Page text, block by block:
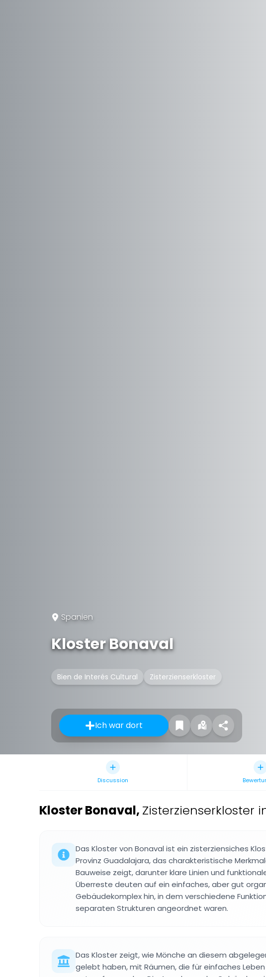
Spanien
Kloster Bonaval
Bien de Interés Cultural Zisterzienserkloster
Ich war dort
Discussion
Kloster Bonaval, Zisterzienserkloster
Das Kloster von Bonaval ist ein zisterziensiches
Provinz Guadalajara, das charakteristische
Bauweise zeigt, darunter klare Linien und
Überreste deuten auf ein einfaches, aber gut
Gebäudekomplex hin, in dem verschiedene
separaten Strukturen angeordnet waren.
Das Kloster zeigt, wie Mönche an diesem
gelebt haben, mit Räumen, die für einfaches